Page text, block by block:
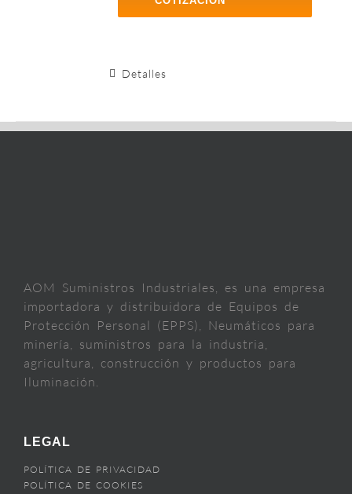
Detalles
AOM Suministros Industriales, es una empresa
importadora y distribuidora de Equipos de
Protección Personal (EPPS), Neumáticos para
minería, suministros para la industria,
agricultura, construcción y productos para
Iluminación.
LEGAL
POLÍTICA DE PRIVACIDAD
POLÍTICA DE COOKIES